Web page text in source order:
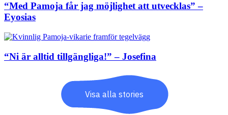
“Med Pamoja får jag möjlighet att utvecklas” –
Eyosias
“Ni är alltid tillgängliga!” – Josefina
Visa alla stories